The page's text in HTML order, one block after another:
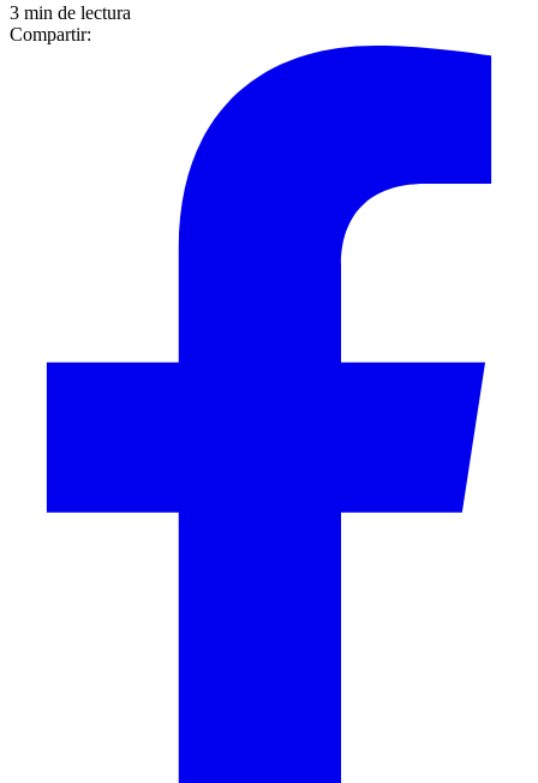
3 min de lectura
Compartir: